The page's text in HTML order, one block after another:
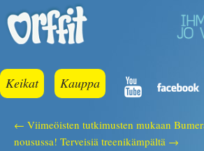
Keikat Kauppa
← Viimeöisten tutkimusten mukaan
nousussa! Terveisiä treenikämpältä →